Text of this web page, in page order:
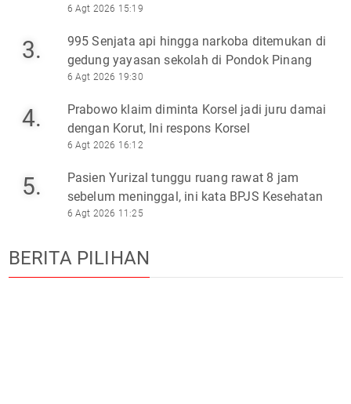
6 Agt 2026 15:19
3.
995 Senjata api hingga narkoba ditemukan di
gedung yayasan sekolah di Pondok Pinang
6 Agt 2026 19:30
4.
Prabowo klaim diminta Korsel jadi juru damai
dengan Korut, Ini respons Korsel
6 Agt 2026 16:12
5.
Pasien Yurizal tunggu ruang rawat 8 jam
sebelum meninggal, ini kata BPJS Kesehatan
6 Agt 2026 11:25
BERITA PILIHAN